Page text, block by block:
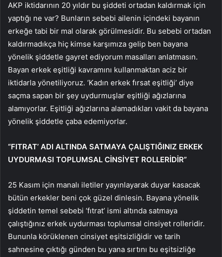
AKP iktidarının 20 yıldır bu şiddeti ortadan kaldırmak için
yaptığı ne var? Bunların sebebi ailenin içindeki bayanın
erkeğe tabi bir mal olarak görülmesidir. Bu sebebi ortadan
kaldırmadıkça hiç kimse karşımıza gelip ben bayana
yönelik şiddetle gayret ediyorum masalları anlatmasın.
Bayan erkek eşitliği kavramını kullanmaktan aciz bir
iktidarla yönetiliyoruz. ‘Kadın erkek fırsat eşitliği’ diye
saçma sapan bir şey uydurmuşlar eşitliği ağızlarına
alamıyorlar. Eşitliği ağızlarına alamadıkları vakit da bayana
yönelik şiddetle çaba edemiyorlar.
“FITRAT’ ADI ALTINDA SATMAYA ÇALIŞTIĞINIZ ERKEK
UYDURMASI TOPLUMSAL CİNSİYET ROLLERİDİR”
25 Kasım için manalı iletiler yayınlayarak duyar kasacak
bütün erkekler beni çok güzel dinlesin. Bayana yönelik
şiddetin temel sebebi ‘fıtrat’ ismi altında satmaya
çalıştığınız erkek uydurması toplumsal cinsiyet rolleridir.
Bununla körüklenen cinsiyet eşitsizliğidir ve tarih
sahnesine çıktığı günden bu yana sırtını bu eşitsizliğe